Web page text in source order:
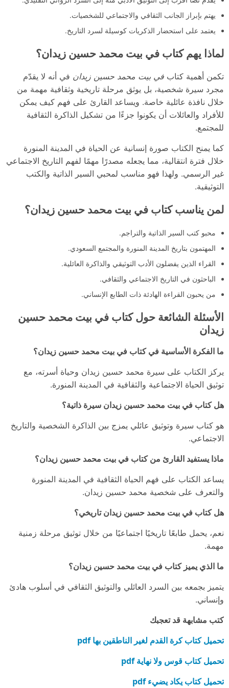
يهتم بإبراز الجانب الثقافي والاجتماعي للشخصيات.
يعتمد على استحضار الذكريات كوسيلة لسرد التاريخ.
لماذا يهم كتاب في بيت محمد حسين زيدان؟
تكمن أهمية كتاب في بيت محمد حسين زيدان في أنه لا يقدّم
مجرد سيرة شخصية، بل يوثق مرحلة تاريخية وثقافية مهمة من
خلال نافذة عائلية خاصة. ويساعد القارئ على فهم كيف يمكن
للأفراد والعائلات أن يكونوا جزءًا من تشكيل الذاكرة الثقافية
للمجتمع.
كما يمنح الكتاب صورة إنسانية عن الحياة في المدينة المنورة
خلال فترة انتقالية، مما يجعله مصدرًا مهمًا لفهم التاريخ الاجتماعي
غير الرسمي. ولهذا فهو مناسب لمحبي السير الذاتية والكتب
التوثيقية.
لمن يناسب كتاب في بيت محمد حسين زيدان؟
محبو كتب السير الذاتية والتراجم.
المهتمون بتاريخ المدينة المنورة والمجتمع السعودي.
القراء الذين يفضلون الأدب التوثيقي والذاكرة العائلية.
الباحثون في التاريخ الاجتماعي والثقافي.
من يحبون القراءة الهادئة ذات الطابع الإنساني.
الأسئلة الشائعة حول كتاب في بيت محمد حسين
زيدان
ما الفكرة الأساسية في كتاب في بيت محمد حسين زيدان؟
يركز الكتاب على سيرة محمد حسين زيدان وحياة أسرته، مع
توثيق الحياة الاجتماعية والثقافية في المدينة المنورة.
هل كتاب في بيت محمد حسين زيدان سيرة ذاتية؟
هو كتاب سيرة وتوثيق عائلي يمزج بين الذاكرة الشخصية والتاريخ
الاجتماعي.
ماذا يستفيد القارئ من كتاب في بيت محمد حسين زيدان؟
يساعد الكتاب على فهم الحياة الثقافية في المدينة المنورة
والتعرف على شخصية محمد حسين زيدان.
هل كتاب في بيت محمد حسين زيدان تاريخي؟
نعم، يحمل طابعًا تاريخيًا اجتماعيًا من خلال توثيق مرحلة زمنية
مهمة.
ما الذي يميز كتاب في بيت محمد حسين زيدان؟
يتميز بجمعه بين السرد العائلي والتوثيق الثقافي في أسلوب هادئ
وإنساني.
كتب مشابهة قد تعجبك
تحميل كتاب كرة القدم لغير الناطقين بها pdf
تحميل كتاب قوس ولا نهاية pdf
تحميل كتاب يكاد يضيء pdf